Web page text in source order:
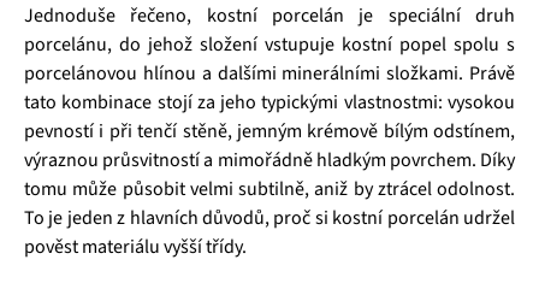
Jednoduše řečeno, kostní porcelán je speciální druh
porcelánu, do jehož složení vstupuje kostní popel spolu s
porcelánovou hlínou a dalšími minerálními složkami. Právě
tato kombinace stojí za jeho typickými vlastnostmi: vysokou
pevností i při tenčí stěně, jemným krémově bílým odstínem,
výraznou průsvitností a mimořádně hladkým povrchem. Díky
tomu může působit velmi subtilně, aniž by ztrácel odolnost.
To je jeden z hlavních důvodů, proč si kostní porcelán udržel
pověst materiálu vyšší třídy.